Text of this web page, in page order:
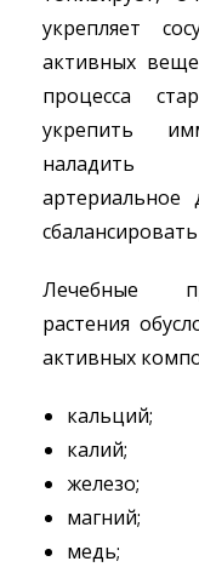
укрепляет
активных
процесса
укрепить
наладить
артериальное
Лечебные
растения
активных
кальций;
калий;
железо;
магний;
медь;